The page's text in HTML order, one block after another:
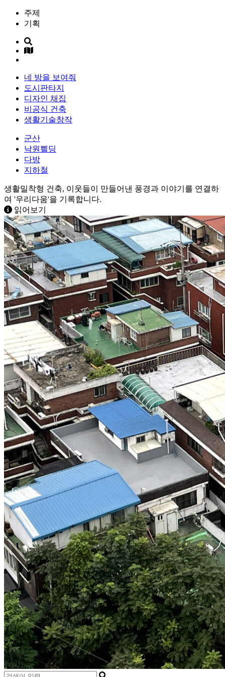
주제
기획
네 방을 보여줘
도시판타지
디자인 채집
비공식 건축
생활기술창작
군산
낙원쁼딩
다방
지하철
생활밀착형 건축, 이웃들이 만들어낸 풍경과 이야기를 연결하
여 '우리다움'을 기록합니다.
읽어보기